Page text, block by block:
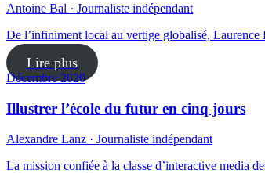
Antoine Bal · Journaliste indépendant
De l’infiniment local au vertige globalisé,
Lire plus
Décembre 2020
Illustrer l’école du futur en cinq jours
Alexandre Lanz · Journaliste indépendant
La mission confiée à la classe d’interactive media